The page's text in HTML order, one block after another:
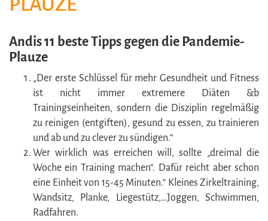
Andis 11 beste Tipps gegen die Pandemie-
Plauze
„Der erste Schlüssel für mehr Gesundheit und Fitness
ist nicht immer extremere Diäten &b
Trainingseinheiten, sondern die Disziplin regelmäßig
zu reinigen (entgiften), gesund zu essen, zu trainieren
und ab und zu clever zu sündigen.“
Wer wirklich was erreichen will, sollte „dreimal die
Woche ein Training machen“. Dafür reicht aber schon
eine Einheit von 15-45 Minuten.“ Kleines Zirkeltraining,
Wandsitz, Planke, Liegestütz,…Joggen, Schwimmen,
Radfahren.